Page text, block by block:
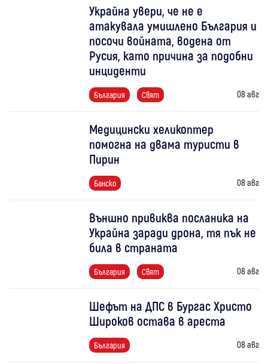
Украйна увери, че не е
атакувала умишлено България и
посочи войната, водена от
Русия, като причина за подобни
инциденти
България Свят 08 авг
Медицински хеликоптер
помогна на двама туристи в
Пирин
Банско 08 авг
Външно привиква посланика на
Украйна заради дрона, тя пък не
била в страната
България Свят 08 авг
Шефът на ДПС в Бургас Христо
Широков остава в ареста
България 08 авг